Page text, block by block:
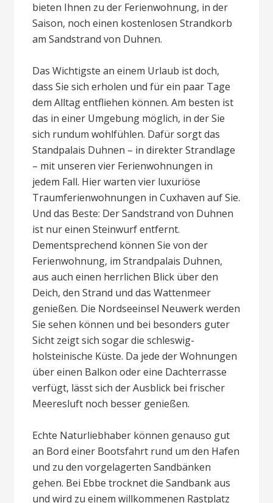
bieten Ihnen zu der Ferienwohnung, in der
Saison, noch einen kostenlosen Strandkorb
am Sandstrand von Duhnen.
Das Wichtigste an einem Urlaub ist doch,
dass Sie sich erholen und für ein paar Tage
dem Alltag entfliehen können. Am besten ist
das in einer Umgebung möglich, in der Sie
sich rundum wohlfühlen. Dafür sorgt das
Standpalais Duhnen – in direkter Strandlage
– mit unseren vier Ferienwohnungen in
jedem Fall. Hier warten vier luxuriöse
Traumferienwohnungen in Cuxhaven auf Sie.
Und das Beste: Der Sandstrand von Duhnen
ist nur einen Steinwurf entfernt.
Dementsprechend können Sie von der
Ferienwohnung, im Strandpalais Duhnen,
aus auch einen herrlichen Blick über den
Deich, den Strand und das Wattenmeer
genießen. Die Nordseeinsel Neuwerk werden
Sie sehen können und bei besonders guter
Sicht zeigt sich sogar die schleswig-
holsteinische Küste. Da jede der Wohnungen
über einen Balkon oder eine Dachterrasse
verfügt, lässt sich der Ausblick bei frischer
Meeresluft noch besser genießen.
Echte Naturliebhaber können genauso gut
an Bord einer Bootsfahrt rund um den Hafen
und zu den vorgelagerten Sandbänken
gehen. Bei Ebbe trocknet die Sandbank aus
und wird zu einem willkommenen Rastplatz